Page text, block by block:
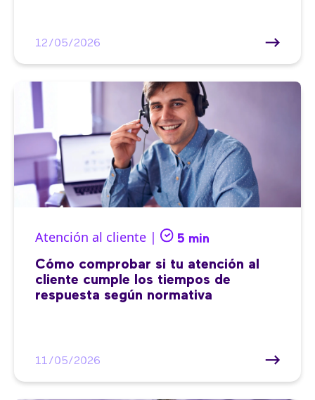
12/05/2026
Atención al cliente | 5 min
Cómo comprobar si tu atención al
cliente cumple los tiempos de
respuesta según normativa
11/05/2026